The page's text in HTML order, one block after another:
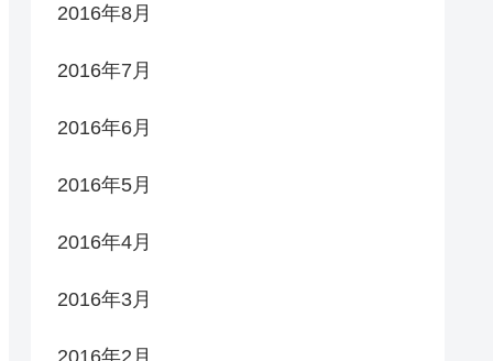
2016年8月
2016年7月
2016年6月
2016年5月
2016年4月
2016年3月